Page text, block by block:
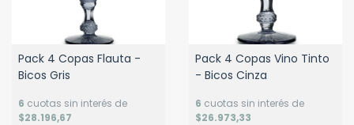
Pack 4 Copas Flauta -
Bicos Gris
6 cuotas sin interés de
$28.196,67
Pack 4 Copas Vino Tinto
- Bicos Cinza
6 cuotas sin interés de
$26.973,33